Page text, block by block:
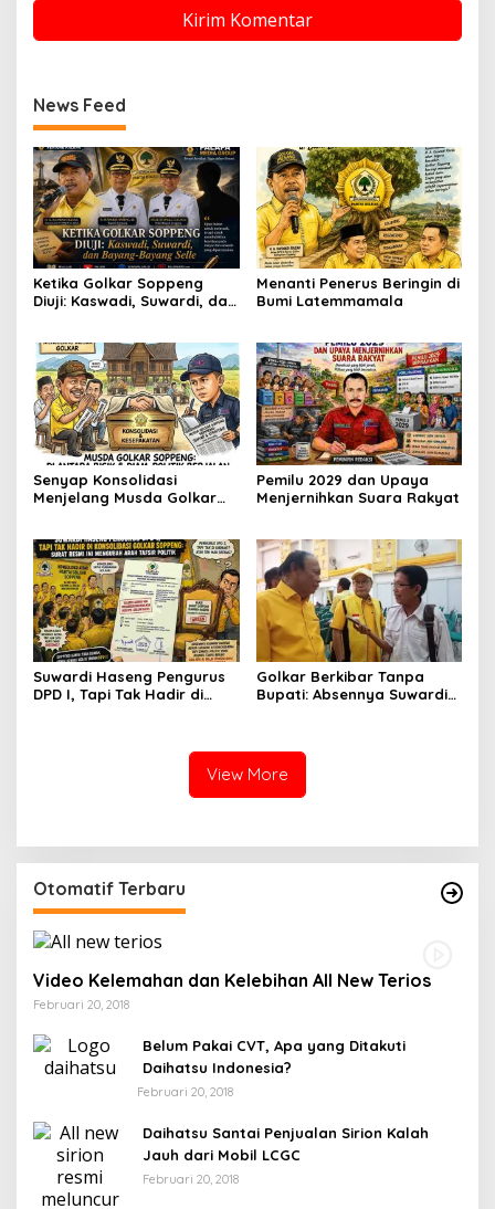
News Feed
Ketika Golkar Soppeng
Diuji: Kaswadi, Suwardi, dan
Menanti Penerus Beringin di
Bumi Latemmamala
Senyap Konsolidasi
Menjelang Musda Golkar
Pemilu 2029 dan Upaya
Menjernihkan Suara Rakyat
Suwardi Haseng Pengurus
DPD I, Tapi Tak Hadir di
Golkar Berkibar Tanpa
Bupati: Absennya Suwardi
View More
Otomatif Terbaru
Video Kelemahan dan Kelebihan All New Terios
Februari 20, 2018
Belum Pakai CVT, Apa yang Ditakuti
Daihatsu Indonesia?
Februari 20, 2018
Daihatsu Santai Penjualan Sirion Kalah
Jauh dari Mobil LCGC
Februari 20, 2018